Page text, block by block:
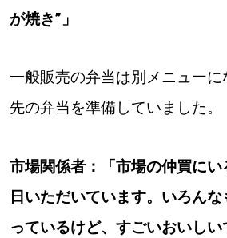
が焼き”」
一般販売の弁当は別メニュー
先の弁当を準備していました。
市場関係者：「市場の仲買に
日いただいています。いろん
っているけど、すごいおいし